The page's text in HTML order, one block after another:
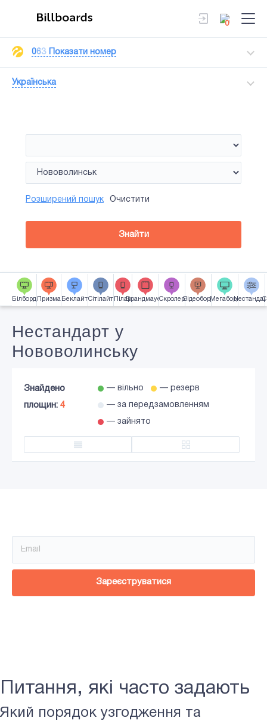
0
063 Показати номер
Українська
Часткова зайнятість
Підсвітка
Розширений пошук Очистити
Знайти
Карта
Білборд Призма БеклайтСiтiлайт ПіларБрандмауерСкролерВідеобордМегаборд
Нестандарт у
Нововолинську
Знайдено
площин: 4
— вільно — резерв
— за передзамовленням
— зайнято
Додати в кошик
Зареєструватися
Питання, які часто задають
Який порядок узгодження та